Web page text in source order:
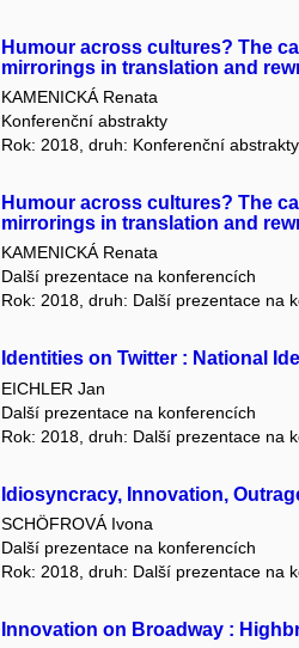
Humour across cultures? The
mirrorings in translation and
KAMENICKÁ Renata
Konferenční abstrakty
Rok: 2018, druh: Konferenční abstrakty
Humour across cultures? The
mirrorings in translation and
KAMENICKÁ Renata
Další prezentace na konferencích
Rok: 2018, druh: Další prezentace na
Identities on Twitter : National
EICHLER Jan
Další prezentace na konferencích
Rok: 2018, druh: Další prezentace na
Idiosyncracy, Innovation,
SCHÖFROVÁ Ivona
Další prezentace na konferencích
Rok: 2018, druh: Další prezentace na
Innovation on Broadway :